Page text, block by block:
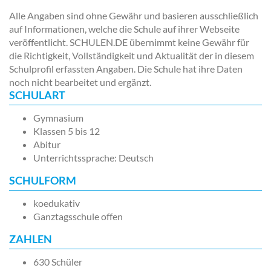
Alle Angaben sind ohne Gewähr und basieren ausschließlich
auf Informationen, welche die Schule auf ihrer Webseite
veröffentlicht. SCHULEN.DE übernimmt keine Gewähr für
die Richtigkeit, Vollständigkeit und Aktualität der in diesem
Schulprofil erfassten Angaben. Die Schule hat ihre Daten
noch nicht bearbeitet und ergänzt.
SCHULART
Gymnasium
Klassen 5 bis 12
Abitur
Unterrichtssprache: Deutsch
SCHULFORM
koedukativ
Ganztagsschule offen
ZAHLEN
630 Schüler